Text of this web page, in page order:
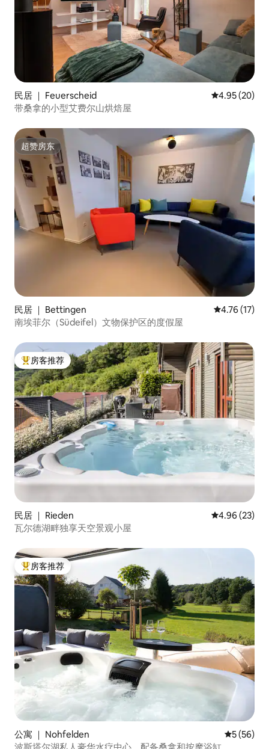
民居 ｜ Feuerscheid 平均评分
4.95 (20)
带桑拿的小型艾费尔山烘焙屋
超赞房东
超赞房东
民居 ｜ Bettingen 平均评分
4.76 (17)
南埃菲尔（Südeifel）文物保护区的度假屋
热门「房客推荐」
房客推荐
民居 ｜ Rieden 平均评分
4.96 (23)
瓦尔德湖畔独享天空景观小屋
热门「房客推荐」
房客推荐
公寓 ｜ Nohfelden 平均评分
5 (56)